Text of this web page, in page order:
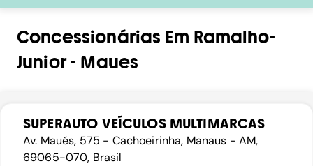
Concessionárias Em Ramalho-
Junior- Maues
SUPERAUTO VEÍCULOS MULTIMARCAS
Av. Maués, 575 - Cachoeirinha, Manaus - AM,
69065-070, Brasil